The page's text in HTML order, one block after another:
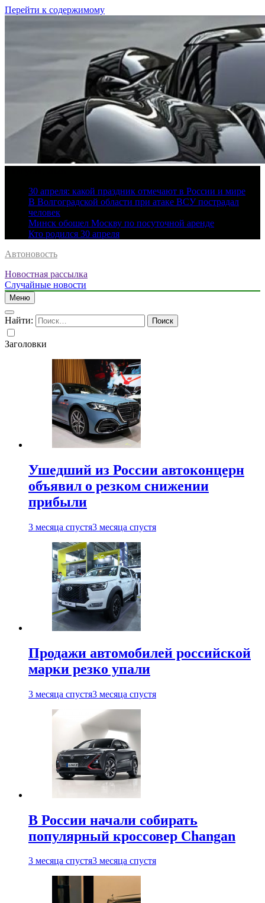
Перейти к содержимому
30 апреля: какой праздник отмечают в России и мире
В Волгоградской области при атаке ВСУ пострадал
человек
Минск обошел Москву по посуточной аренде
Кто родился 30 апреля
Автоновость
Новостная рассылка
Случайные новости
Меню
Найти:
Заголовки
Ушедший из России автоконцерн
объявил о резком снижении
прибыли
3 месяца спустя3 месяца спустя
Продажи автомобилей российской
марки резко упали
3 месяца спустя3 месяца спустя
В России начали собирать
популярный кроссовер Changan
3 месяца спустя3 месяца спустя